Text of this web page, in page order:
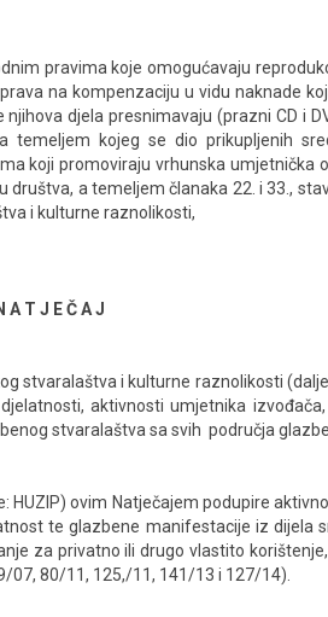
pravima koje omogućavaju
na kompenzaciju u vidu naknade
djela presnimavaju (prazni CD i
kojeg se dio prikupljenih
koji promoviraju vrhunska umjetnička
a temeljem članaka 22. i 33.,
i kulturne raznolikosti,
A T J E Č A J
stvaralaštva i kulturne raznolikosti
aktivnosti umjetnika
stvaralaštva sa svih područja
ovim Natječajem podupire
te glazbene manifestacije iz dijela
za privatno ili drugo vlastito
07, 80/11, 125,/11, 141/13 i 127/14).